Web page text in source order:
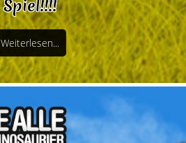
Spiel!!!!
Weiterlesen...